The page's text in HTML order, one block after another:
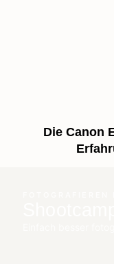
Die Canon